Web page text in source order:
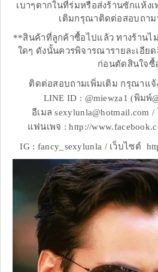
เบาๆตากในที่ร่มหรือส่งร้านซักแห้ง
เติมกรุณาติดต่อสอบถาม
**สินค้าที่ลูกค้าซื้อไปแล้ว ทางร้านไ
ใดๆ ดังนั้นควรพิจารณารายละเอีย
ก่อนตัดสินใจซื้
ติดต่อสอบถามเพิ่มเติม กรุณาแ
LINE ID : @miewza1 (พิมพ์
อีเมล sexylunla@hotmail.com
แฟนเพจ : http://
IG : fancy_sexylunla / เว็บไซต์